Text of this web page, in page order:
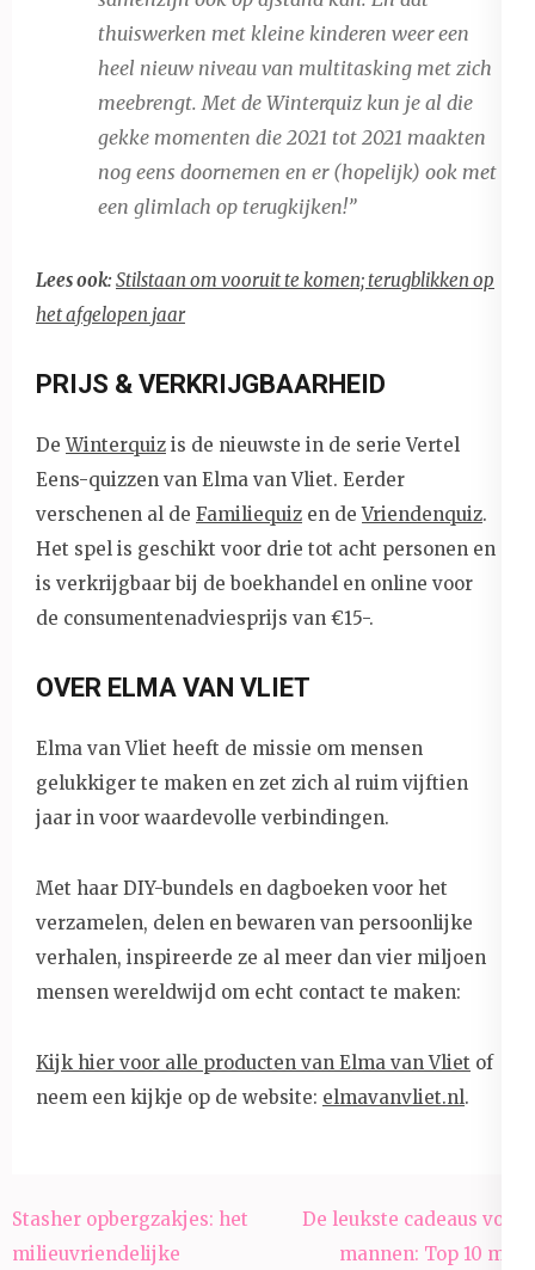
thuiswerken met kleine kinderen weer een
heel nieuw niveau van multitasking met zich
meebrengt. Met de Winterquiz kun je al die
gekke momenten die 2021 tot 2021 maakten
nog eens doornemen en er (hopelijk) ook met
een glimlach op terugkijken!”
Lees ook:Stilstaan om vooruit te komen; terugblikken op
het afgelopen jaar
PRIJS & VERKRIJGBAARHEID
DeWinterquiz is de nieuwste in de serie Vertel
Eens-quizzen van Elma van Vliet. Eerder
verschenen al de Familiequiz en deVriendenquiz.
Het spel is geschikt voor drie tot acht personen en
is verkrijgbaar bij de boekhandel en online voor
de consumentenadviesprijs van €15-.
OVER ELMA VAN VLIET
Elma van Vliet heeft de missie om mensen
gelukkiger te maken en zet zich al ruim vijftien
jaar in voor waardevolle verbindingen.
Met haar DIY-bundels en dagboeken voor het
verzamelen, delen en bewaren van persoonlijke
verhalen, inspireerde ze al meer dan vier miljoen
mensen wereldwijd om echt contact te maken:
Kijk hier voor alle producten van Elma van Vliet of
neem een kijkje op de website: elmavanvliet.nl.
Bericht
navigatie
Stasher opbergzakjes: het
milieuvriendelijke
De leukste cadeaus voor
mannen: Top 10 met